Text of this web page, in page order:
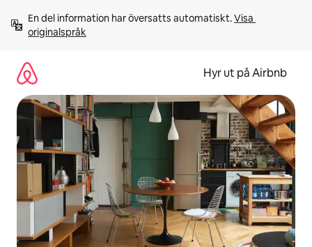
innehåll
En del information har översatts automatiskt. Visa
originalspråk
Hyr ut på Airbnb